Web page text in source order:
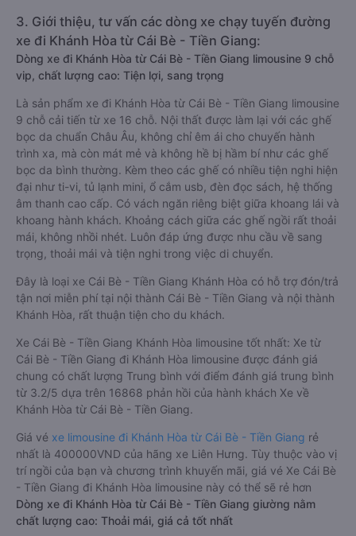
3. Giới thiệu, tư vấn các dòng xe chạy tuyến đường
xe đi Khánh Hòa từ Cái Bè - Tiền Giang:
Dòng xe đi Khánh Hòa từ Cái Bè - Tiền Giang limousine 9 chỗ
vip, chất lượng cao: Tiện lợi, sang trọng
Là sản phẩm xe đi Khánh Hòa từ Cái Bè - Tiền Giang limousine
9 chỗ cải tiến từ xe 16 chỗ. Nội thất được làm lại với các ghế
bọc da chuẩn Châu Âu, không chỉ êm ái cho chuyến hành
trình xa, mà còn mát mẻ và không hề bị hầm bí như các ghế
bọc da bình thường. Kèm theo các ghế có nhiều tiện nghi hiện
đại như ti-vi, tủ lạnh mini, ổ cắm usb, đèn đọc sách, hệ thống
âm thanh cao cấp. Có vách ngăn riêng biệt giữa khoang lái và
khoang hành khách. Khoảng cách giữa các ghế ngồi rất thoải
mái, không nhồi nhét. Luôn đáp ứng được nhu cầu về sang
trọng, thoải mái và tiện nghi trong việc di chuyển.
Đây là loại xe Cái Bè - Tiền Giang Khánh Hòa có hỗ trợ đón/trả
tận nơi miễn phí tại nội thành Cái Bè - Tiền Giang và nội thành
Khánh Hòa, rất thuận tiện cho du khách.
Xe Cái Bè - Tiền Giang Khánh Hòa limousine tốt nhất: Xe từ
Cái Bè - Tiền Giang đi Khánh Hòa limousine được đánh giá
chung có chất lượng Trung bình với điểm đánh giá trung bình
từ 3.2/5 dựa trên 16868 phản hồi của hành khách Xe về
Khánh Hòa từ Cái Bè - Tiền Giang.
Giá vé xe limousine đi Khánh Hòa từ Cái Bè - Tiền Giang rẻ
nhất là 400000VND của hãng xe Liên Hưng. Tùy thuộc vào vị
trí ngồi của bạn và chương trình khuyến mãi, giá vé Xe Cái Bè
- Tiền Giang đi Khánh Hòa limousine này có thể sẽ rẻ hơn
Dòng xe đi Khánh Hòa từ Cái Bè - Tiền Giang giường nằm
chất lượng cao: Thoải mái, giá cả tốt nhất